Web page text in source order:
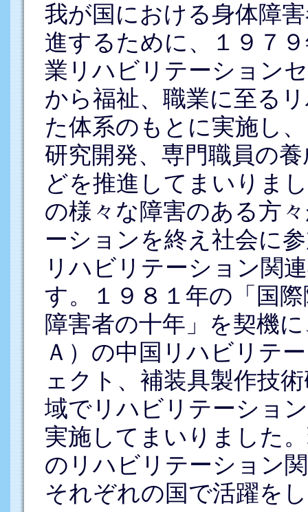
我が国における身体障
進するために、１９７
業リハビリテーション
から福祉、職業に至る
た体系のもとに実施し
研究開発、専門職員の
どを推進してまいりま
の様々な障害のある方
ーションを終え社会に
リハビリテーション関
す。１９８１年の「国
障害者の十年」を契機
Ａ）の中国リハビリテ
ェクト、補装具製作技
域でリハビリテーショ
実施してまいりました
のリハビリテーション
それぞれの国で活躍を